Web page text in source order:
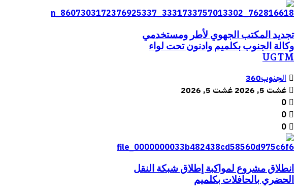
تجديد المكتب الجهوي لأطر ومستخدمي
وكالة الجنوب بكلميم وادنون تحت لواء
UGTM
الجنوب360
غشت 5, 2026
غشت 5, 2026
0
0
0
انطلاق مشروع لمواكبة إطلاق شبكة النقل
الحضري بالحافلات بكلميم